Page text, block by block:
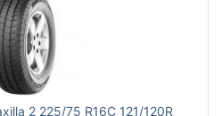
2 225/75 R16C 121/120R